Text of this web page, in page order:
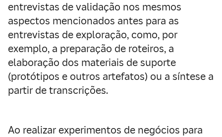
entrevistas de validação nos mesmos
aspectos mencionados antes para as
entrevistas de exploração, como, por
exemplo, a preparação de roteiros, a
elaboração dos materiais de suporte
(protótipos e outros artefatos) ou a síntese a
partir de transcrições.
Ao realizar experimentos de negócios para